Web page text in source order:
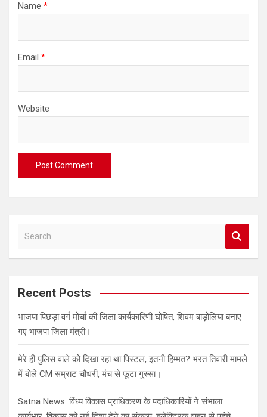
Name *
Email *
Website
a
c
Recent Posts
भाजपा पिछड़ा वर्ग मोर्चा की जिला कार्यकारिणी घोषित, शिवम बाड़ोलिया बनाए
गए भाजपा जिला मंत्री।
मेरे ही पुलिस वाले को दिखा रहा था पिस्टल, इतनी हिम्मत? भरत तिवारी मामले
में बोले CM सम्राट चौधरी, मंच से फूटा गुस्सा।
Satna News: विंध्य विकास प्राधिकरण के पदाधिकारियों ने संभाला